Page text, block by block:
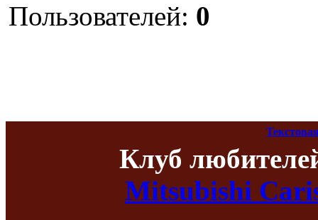
Пользователей: 0
Клуб
Mitsubishi